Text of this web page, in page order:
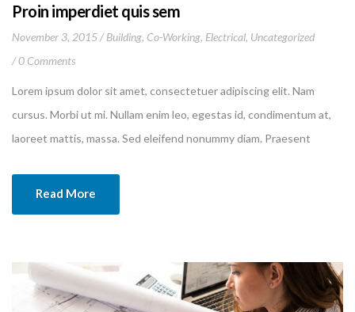
Proin imperdiet quis sem
November 3, 2015 Building, Co-Working, Electrical, Uncategorized
0 Comments
Lorem ipsum dolor sit amet, consectetuer adipiscing elit. Nam
cursus. Morbi ut mi. Nullam enim leo, egestas id, condimentum at,
laoreet mattis, massa. Sed eleifend nonummy diam. Praesent
Read More